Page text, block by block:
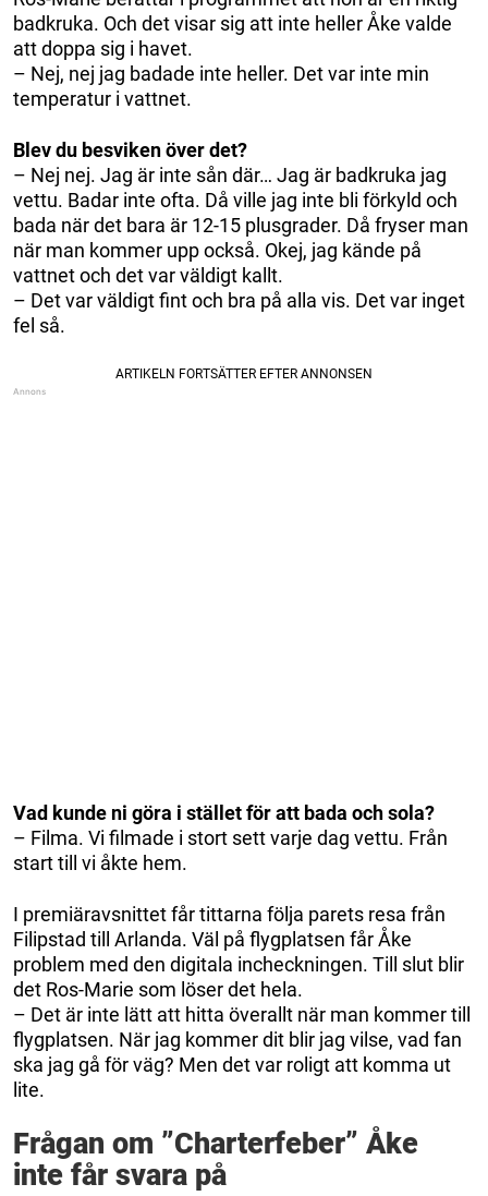
badkruka. Och det visar sig att inte heller Åke valde
att doppa sig i havet.
– Nej, nej jag badade inte heller. Det var inte min
temperatur i vattnet.
Blev du besviken över det?
– Nej nej. Jag är inte sån där… Jag är badkruka jag
vettu. Badar inte ofta. Då ville jag inte bli förkyld och
bada när det bara är 12-15 plusgrader. Då fryser man
när man kommer upp också. Okej, jag kände på
vattnet och det var väldigt kallt.
– Det var väldigt fint och bra på alla vis. Det var inget
fel så.
Vad kunde ni göra i stället för att bada och sola?
– Filma. Vi filmade i stort sett varje dag vettu. Från
start till vi åkte hem.
I premiäravsnittet får tittarna följa parets resa från
Filipstad till Arlanda. Väl på flygplatsen får Åke
problem med den digitala incheckningen. Till slut blir
det Ros-Marie som löser det hela.
– Det är inte lätt att hitta överallt när man kommer till
flygplatsen. När jag kommer dit blir jag vilse, vad fan
ska jag gå för väg? Men det var roligt att komma ut
lite.
Frågan om ”Charterfeber” Åke
inte får svara på